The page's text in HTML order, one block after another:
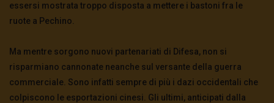
essersi mostrata troppo disposta a mettere i bastoni fra le
ruote a Pechino.
Ma mentre sorgono nuovi partenariati di Difesa, non si
risparmiano cannonate neanche sul versante della guerra
commerciale. Sono infatti sempre di più i dazi occidentali che
colpiscono le esportazioni cinesi. Gli ultimi, anticipati dalla